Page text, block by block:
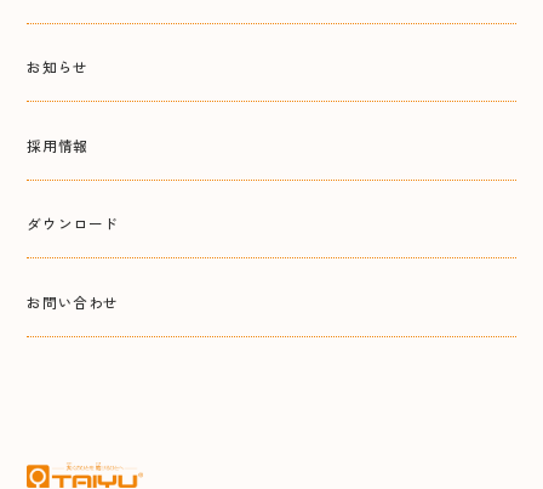
お知らせ
採用情報
ダウンロード
お問い合わせ